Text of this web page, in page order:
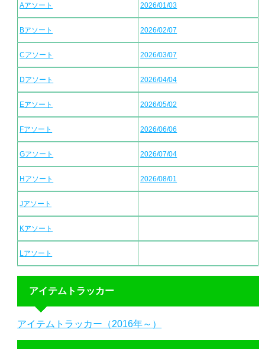
Aアソート 2026/01/03
Bアソート 2026/02/07
Cアソート 2026/03/07
Dアソート 2026/04/04
Eアソート 2026/05/02
Fアソート 2026/06/06
Gアソート 2026/07/04
Hアソート 2026/08/01
Jアソート
Kアソート
Lアソート
アイテムトラッカー
アイテムトラッカー（2016年～）